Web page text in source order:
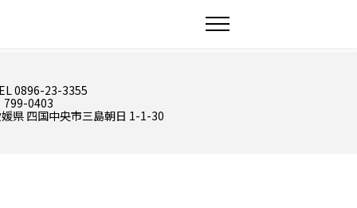
0896-23-3355
799-0403
県 四国中央市三島朝日 1-1-30